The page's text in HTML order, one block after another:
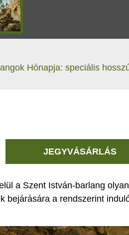
Hónapja: speciális
JEGYVÁSÁRLÁS
a Szent István-barlang
bejárására a rendszerint